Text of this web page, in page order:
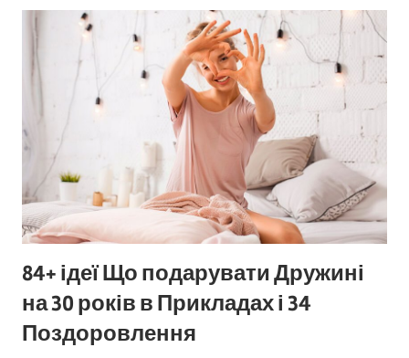
84+ ідеї Що подарувати Дружині
на 30 років в Прикладах і 34
Поздоровлення